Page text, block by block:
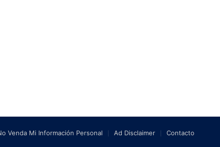
Venda Mi Información Personal Ad Disclaimer Contacto